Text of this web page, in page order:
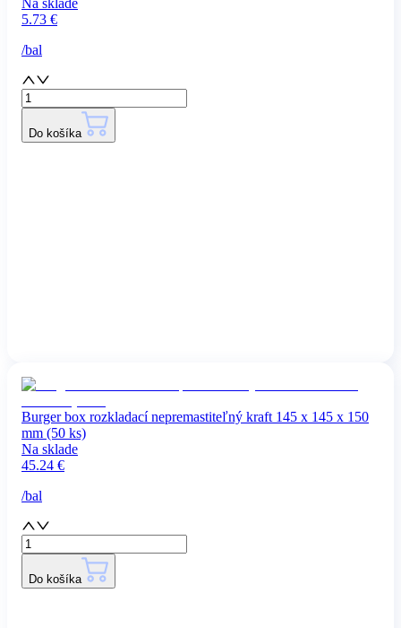
5.73 €
/bal
Do košíka
Burger box rozkladací nepremastiteľný kraft 145 x 145 x 150
mm (50 ks)
Na sklade
45.24 €
/bal
Do košíka